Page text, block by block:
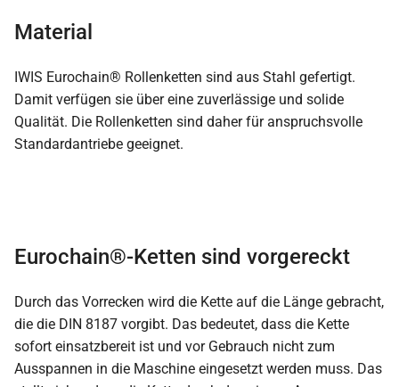
Material
IWIS Eurochain® Rollenketten sind aus Stahl gefertigt.
Damit verfügen sie über eine zuverlässige und solide
Qualität. Die Rollenketten sind daher für anspruchsvolle
Standardantriebe geeignet.
Eurochain®-Ketten sind vorgereckt
Durch das Vorrecken wird die Kette auf die Länge gebracht,
die die DIN 8187 vorgibt. Das bedeutet, dass die Kette
sofort einsatzbereit ist und vor Gebrauch nicht zum
Ausspannen in die Maschine eingesetzt werden muss. Das